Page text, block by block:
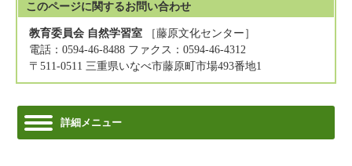
このページに関するお問い合わせ
教育委員会 自然学習室 ［藤原文化センター］
電話：0594-46-8488 ファクス：0594-46-4312
〒511-0511 三重県いなべ市藤原町市場493番地1
詳細メニュー